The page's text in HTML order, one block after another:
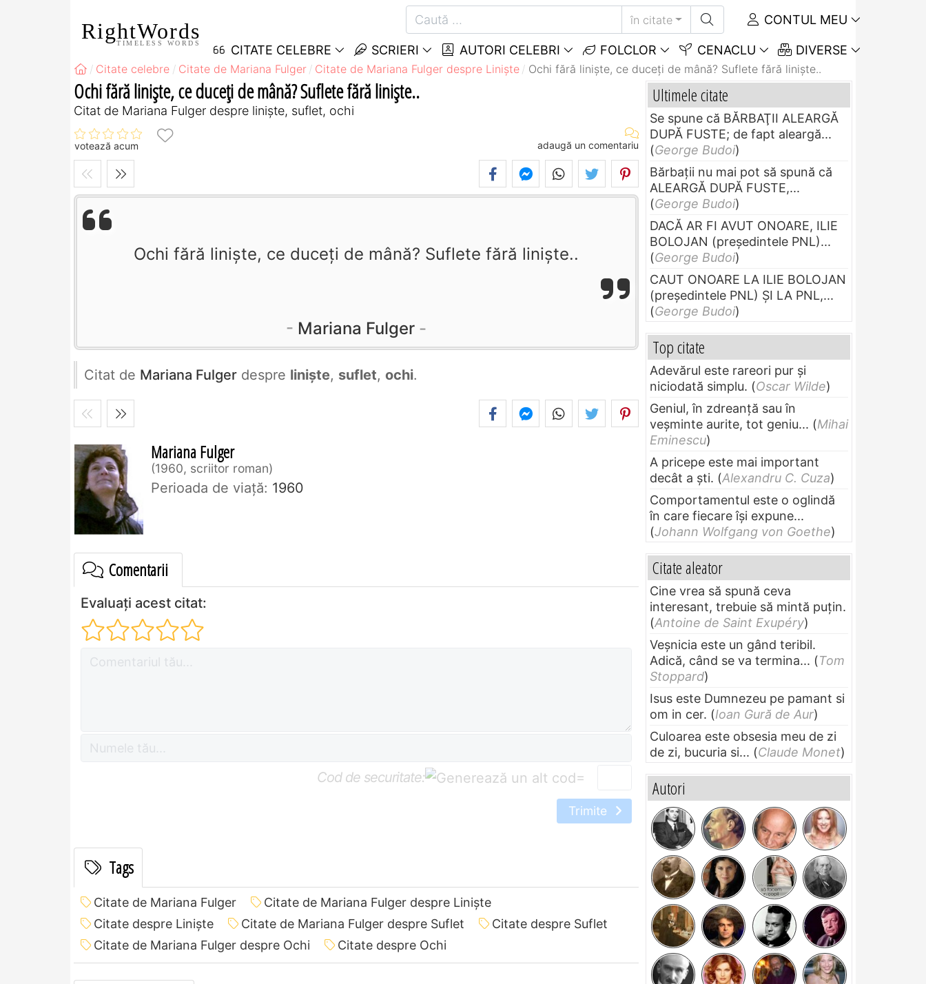
RightWords
TIMELESS WORDS
în citate CONTUL MEU
CITATE CELEBRE SCRIERI AUTORI CELEBRI FOLCLOR CENACLU DIVERSE
Citate celebre Citate de Mariana Fulger Citate de Mariana Fulger despre Liniște Ochi fără liniște, ce duceți de mână? Suflete fără liniște..
Ochi fără liniște, ce duceți de mână? Suflete fără liniște..
Citat de Mariana Fulger despre liniște, suflet, ochi
votează acum adaugă un comentariu
Ochi fără liniște, ce duceți de mână? Suflete fără liniște..
Mariana Fulger
Citat de Mariana Fulger despre liniște, suflet, ochi.
Mariana Fulger
1960, scriitor roman
Perioada de viaţă: 1960
Comentarii
Evaluați acest citat:
Cod de securitate: =
Trimite
Tags
Citate de Mariana Fulger
Citate de Mariana Fulger despre Liniște
Citate despre Liniște
Citate de Mariana Fulger despre Suflet
Citate despre Suflet
Citate de Mariana Fulger despre Ochi
Citate despre Ochi
Ultimele citate
Se spune că BĂRBAŢII ALEARGĂ
DUPĂ FUSTE; de fapt aleargă...
(George Budoi)
Bărbaţii nu mai pot să spună că
ALEARGĂ DUPĂ FUSTE,...
(George Budoi)
DACĂ AR FI AVUT ONOARE, ILIE
BOLOJAN (preşedintele PNL)...
(George Budoi)
CAUT ONOARE LA ILIE BOLOJAN
(preşedintele PNL) ŞI LA PNL,...
(George Budoi)
Top citate
Adevărul este rareori pur și
niciodată simplu. (Oscar Wilde)
Geniul, în zdreanţă sau în
veşminte aurite, tot geniu... (Mihai
Eminescu)
A pricepe este mai important
decât a ști. (Alexandru C. Cuza)
Comportamentul este o oglindă
în care fiecare își expune...
(Johann Wolfgang von Goethe)
Citate aleator
Cine vrea să spună ceva
interesant, trebuie să mintă puțin.
(Antoine de Saint Exupéry)
Veșnicia este un gând teribil.
Adică, când se va termina... (Tom
Stoppard)
Isus este Dumnezeu pe pamant si
om in cer. (Ioan Gură de Aur)
Culoarea este obsesia meu de zi
de zi, bucuria si... (Claude Monet)
Autori